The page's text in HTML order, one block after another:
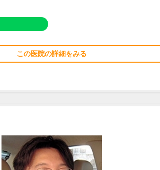
この医院の詳細をみる